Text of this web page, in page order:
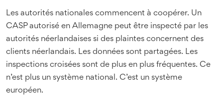
Les autorités nationales commencent à coopérer. Un
CASP autorisé en Allemagne peut être inspecté par les
autorités néerlandaises si des plaintes concernent des
clients néerlandais. Les données sont partagées. Les
inspections croisées sont de plus en plus fréquentes. Ce
n’est plus un système national. C’est un système
européen.